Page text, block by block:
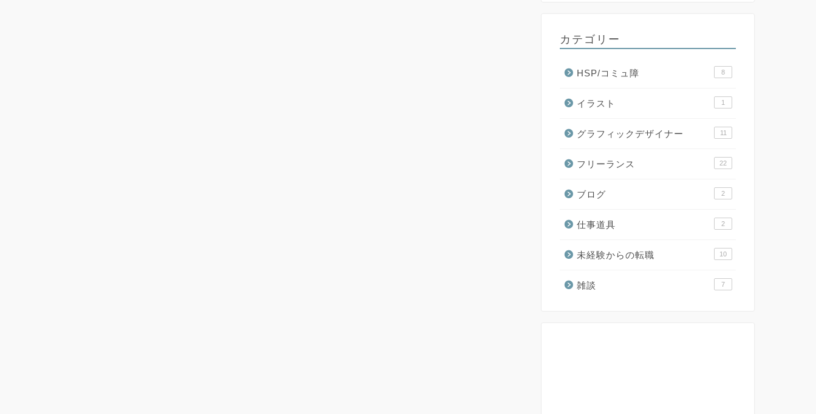
カテゴリー
HSP/コミュ障 8
イラスト 1
グラフィックデザイナー 11
フリーランス 22
ブログ 2
仕事道具 2
未経験からの転職 10
雑談 7